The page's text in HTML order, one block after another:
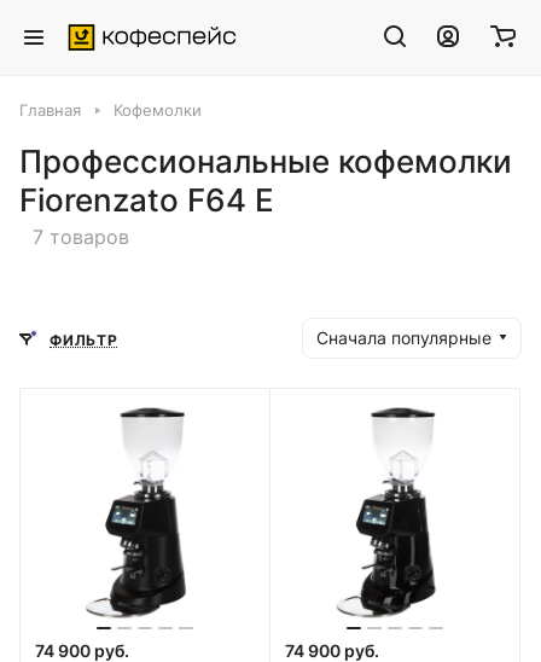
Главная Кофемолки
Профессиональные кофемолки
Fiorenzato F64 E
7 товаров
ФИЛЬТР Сначала популярные
74 900 руб.
74 900 руб.